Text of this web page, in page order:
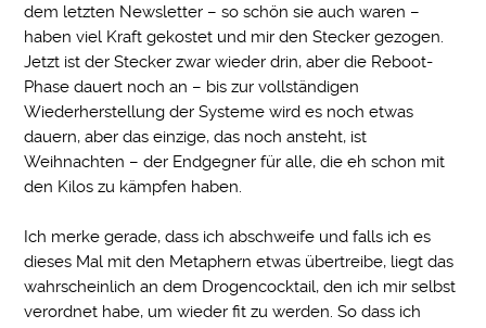
dem letzten Newsletter – so schön sie auch waren –
haben viel Kraft gekostet und mir den Stecker gezogen.
Jetzt ist der Stecker zwar wieder drin, aber die Reboot-
Phase dauert noch an – bis zur vollständigen
Wiederherstellung der Systeme wird es noch etwas
dauern, aber das einzige, das noch ansteht, ist
Weihnachten – der Endgegner für alle, die eh schon mit
den Kilos zu kämpfen haben.
Ich merke gerade, dass ich abschweife und falls ich es
dieses Mal mit den Metaphern etwas übertreibe, liegt das
wahrscheinlich an dem Drogencocktail, den ich mir selbst
verordnet habe, um wieder fit zu werden. So dass ich